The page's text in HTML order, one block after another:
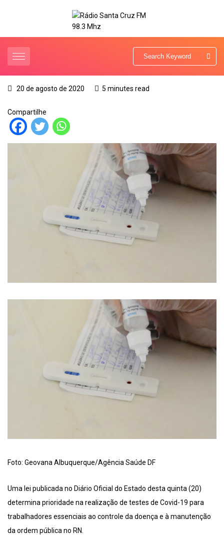
20 de agosto de 2020 5 minutes read
Compartilhe
Foto: Geovana Albuquerque/Agência Saúde DF
Uma lei publicada no Diário Oficial do Estado desta quinta (20)
determina prioridade na realização de testes de Covid-19 para
trabalhadores essenciais ao controle da doença e à manutenção
da ordem pública no RN.